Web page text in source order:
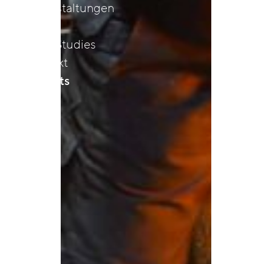
Veranstaltungen
Case Studies
Kontakt
Insights